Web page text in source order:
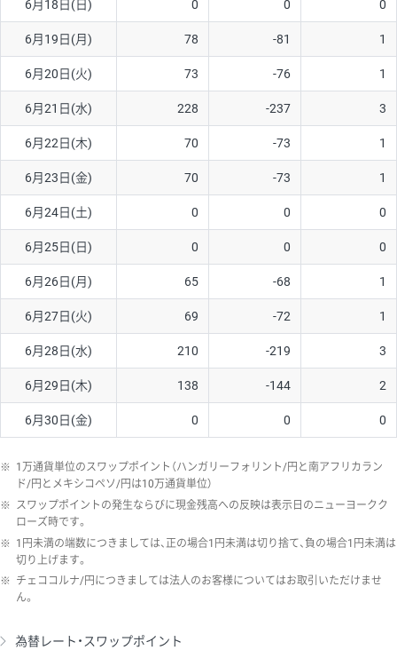
ソ/円は10万通貨単位。
6月18日(日) 0 0 0
6月19日(月) 78 -81 1
6月20日(火) 73 -76 1
6月21日(水) 228 -237 3
6月22日(木) 70 -73 1
6月23日(金) 70 -73 1
6月24日(土) 0 0 0
6月25日(日) 0 0 0
6月26日(月) 65 -68 1
6月27日(火) 69 -72 1
6月28日(水) 210 -219 3
6月29日(木) 138 -144 2
6月30日(金) 0 0 0
※ 1万通貨単位のスワップポイント（ハンガリーフォリント/円と南アフリカラン
ド/円とメキシコペソ/円は10万通貨単位）
※ スワップポイントの発生ならびに現金残高への反映は表示日のニューヨークク
ローズ時です。
※ 1円未満の端数につきましては、正の場合1円未満は切り捨て、負の場合1円未満は
切り上げます。
※ チェココルナ/円につきましては法人のお客様についてはお取引いただけませ
ん。
為替レート・スワップポイント